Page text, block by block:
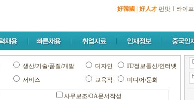
好韓國 好人才 펀팟 라이프
생산/기술/품질/개발 디자인
IT/정보통신/인터넷
서비스 교육직 미디어/문화
사무보조/OA문서작성